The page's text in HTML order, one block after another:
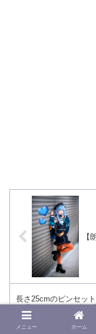
【
長さ25cmのピンセッ
発生
メニュー ホーム